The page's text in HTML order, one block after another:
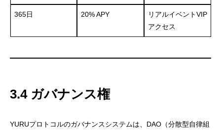
365日 20% APY
リアルイベントVIP
アクセス
3.4 ガバナンス権
YURUプロトコルのガバナンスシステムは、DAO（分散型自律組